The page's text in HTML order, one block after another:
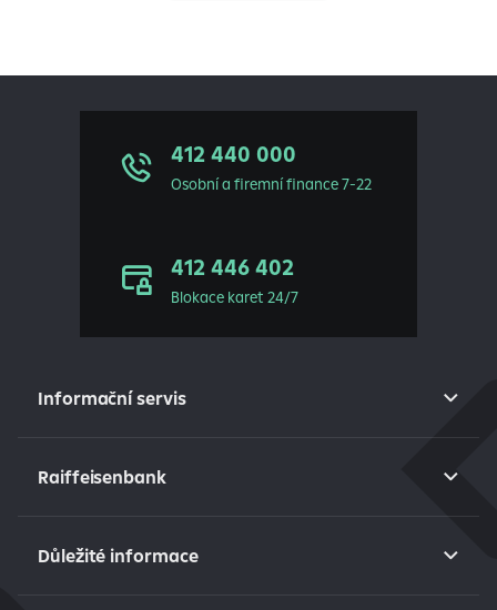
412 440 000
Osobní a firemní finance 7-22
412 446 402
Blokace karet 24/7
Informační servis
Raiffeisenbank
Důležité informace